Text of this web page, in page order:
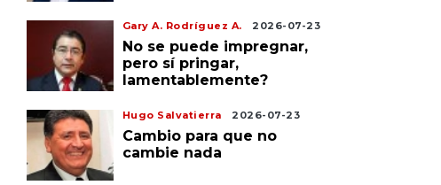
Gary A. Rodríguez A. 2026-07-23
No se puede impregnar,
pero sí pringar,
lamentablemente?
Hugo Salvatierra 2026-07-23
Cambio para que no
cambie nada